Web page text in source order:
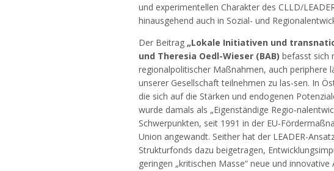
und experimentellen Charakter des CLLD/
hinausgehend auch in Sozial- und
Der Beitrag „Lokale Initiativen und
und Theresia Oedl-Wieser (BAB) befasst sich
regionalpolitischer Maßnahmen, auch periphere
unserer Gesellschaft teilnehmen zu las-sen. In
die sich auf die Stärken und endogenen
wurde damals als „Eigenständige Regio-
Schwerpunkten, seit 1991 in der EU-
Union angewandt. Seither hat der LEADER-
Strukturfonds dazu beigetragen,
geringen „kritischen Masse“ neue und